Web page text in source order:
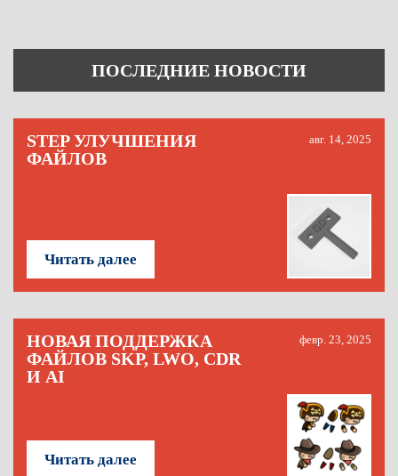
ПОСЛЕДНИЕ НОВОСТИ
STEP УЛУЧШЕНИЯ
ФАЙЛОВ
авг. 14, 2025
Читать далее
НОВАЯ ПОДДЕРЖКА
ФАЙЛОВ SKP, LWO, CDR
И AI
февр. 23, 2025
Читать далее